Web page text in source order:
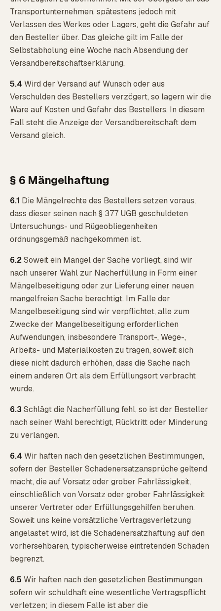
Transportunternehmen, spätestens jedoch mit
Verlassen des Werkes oder Lagers, geht die Gefahr auf
den Besteller über. Das gleiche gilt im Falle der
Selbstabholung eine Woche nach Absendung der
Versandbereitschaftserklärung.
5.4 Wird der Versand auf Wunsch oder aus
Verschulden des Bestellers verzögert, so lagern wir die
Ware auf Kosten und Gefahr des Bestellers. In diesem
Fall steht die Anzeige der Versandbereitschaft dem
Versand gleich.
§ 6 Mängelhaftung
6.1 Die Mängelrechte des Bestellers setzen voraus,
dass dieser seinen nach § 377 UGB geschuldeten
Untersuchungs- und Rügeobliegenheiten
ordnungsgemäß nachgekommen ist.
6.2Soweit ein Mangel der Sache vorliegt, sind wir
nach unserer Wahl zur Nacherfüllung in Form einer
Mängelbeseitigung oder zur Lieferung einer neuen
mangelfreien Sache berechtigt. Im Falle der
Mangelbeseitigung sind wir verpflichtet, alle zum
Zwecke der Mangelbeseitigung erforderlichen
Aufwendungen, insbesondere Transport-, Wege-,
Arbeits- und Materialkosten zu tragen, soweit sich
diese nicht dadurch erhöhen, dass die Sache nach
einem anderen Ort als dem Erfüllungsort verbracht
wurde.
6.3 Schlägt die Nacherfüllung fehl, so ist der Besteller
nach seiner Wahl berechtigt, Rücktritt oder Minderung
zu verlangen.
6.4 Wir haften nach den gesetzlichen Bestimmungen,
sofern der Besteller Schadenersatzansprüche geltend
macht, die auf Vorsatz oder grober Fahrlässigkeit,
einschließlich von Vorsatz oder grober Fahrlässigkeit
unserer Vertreter oder Erfüllungsgehilfen beruhen.
Soweit uns keine vorsätzliche Vertragsverletzung
angelastet wird, ist die Schadenersatzhaftung auf den
vorhersehbaren, typischerweise eintretenden Schaden
begrenzt.
6.5 Wir haften nach den gesetzlichen Bestimmungen,
sofern wir schuldhaft eine wesentliche Vertragspflicht
verletzen; in diesem Falle ist aber die